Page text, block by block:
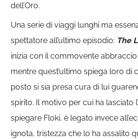
dell’Oro.
Una serie di viaggi lunghi ma
spettatore all’ultimo episodio: The
inizia con il commovente
mentre quest’ultimo spiega loro di
posto si sia presa cura di lui
spirito. Il motivo per cui ha lasciato
spiegare Floki, è legato invece
ignota, tristezza che lo ha assalito